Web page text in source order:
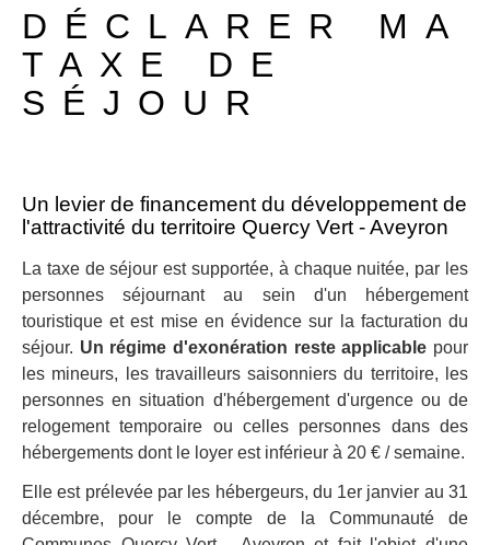
DÉCLARER MA
TAXE DE
SÉJOUR
Un levier de financement du développement de
l'attractivité du territoire Quercy Vert - Aveyron
La taxe de séjour est supportée, à chaque nuitée, par les
personnes séjournant au sein d'un hébergement
touristique et est mise en évidence sur la facturation du
séjour. Un régime d'exonération reste applicable pour
les mineurs, les travailleurs saisonniers du territoire, les
personnes en situation d'hébergement d'urgence ou de
relogement temporaire ou celles personnes dans des
hébergements dont le loyer est inférieur à 20 € / semaine.
Elle est prélevée par les hébergeurs, du 1er janvier au 31
décembre, pour le compte de la Communauté de